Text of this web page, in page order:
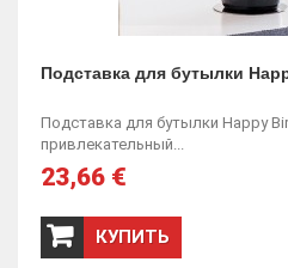
Подставка для бутылки
Подставка для бутылки Happy
привлекательный...
23,66 €
КУПИТЬ